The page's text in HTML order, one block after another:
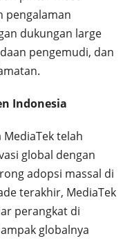
pengalaman
dukungan large
pengemudi, dan
Indonesia
MediaTek telah
global dengan
adopsi massal di
terakhir, MediaTek
perangkat di
globalnya